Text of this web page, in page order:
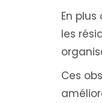
En
les
Ces